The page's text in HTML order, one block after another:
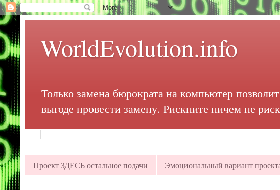
WorldEvolution.info
Только замена бюрократа на компьютер
выгоде провести замену. Рискните ничем не
Проект ЗДЕСЬ остальное подачи Эмоциональный вариант